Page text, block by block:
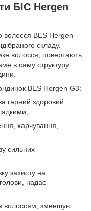
БІС Hergen
волосся BES Hergen
складу.
волосся, повертають
в саму структуру
BES Hergen G3:
гарний здоровий
харчування,
сильних
захисту на
надає
волоссям, зменшує